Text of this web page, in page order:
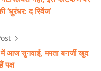
‘धुरंधर: द रिवेंज’
में आज सुनवाई, ममता बनर्जी खुद
पक्ष